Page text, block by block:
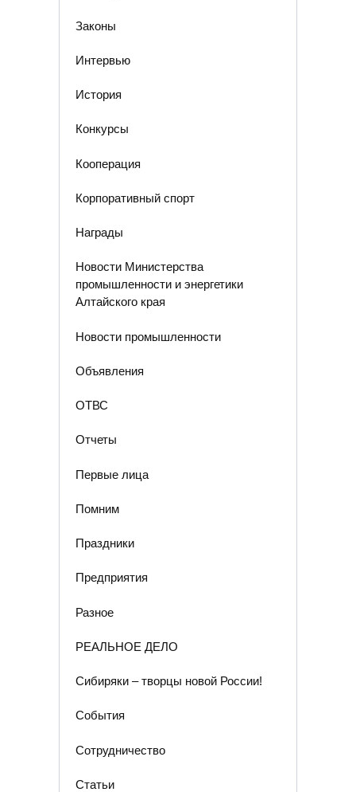
Законы
Интервью
История
Конкурсы
Кооперация
Корпоративный спорт
Награды
Новости Министерства
промышленности и энергетики
Алтайского края
Новости промышленности
Объявления
ОТВС
Отчеты
Первые лица
Помним
Праздники
Предприятия
Разное
РЕАЛЬНОЕ ДЕЛО
Сибиряки – творцы новой России!
События
Сотрудничество
Статьи